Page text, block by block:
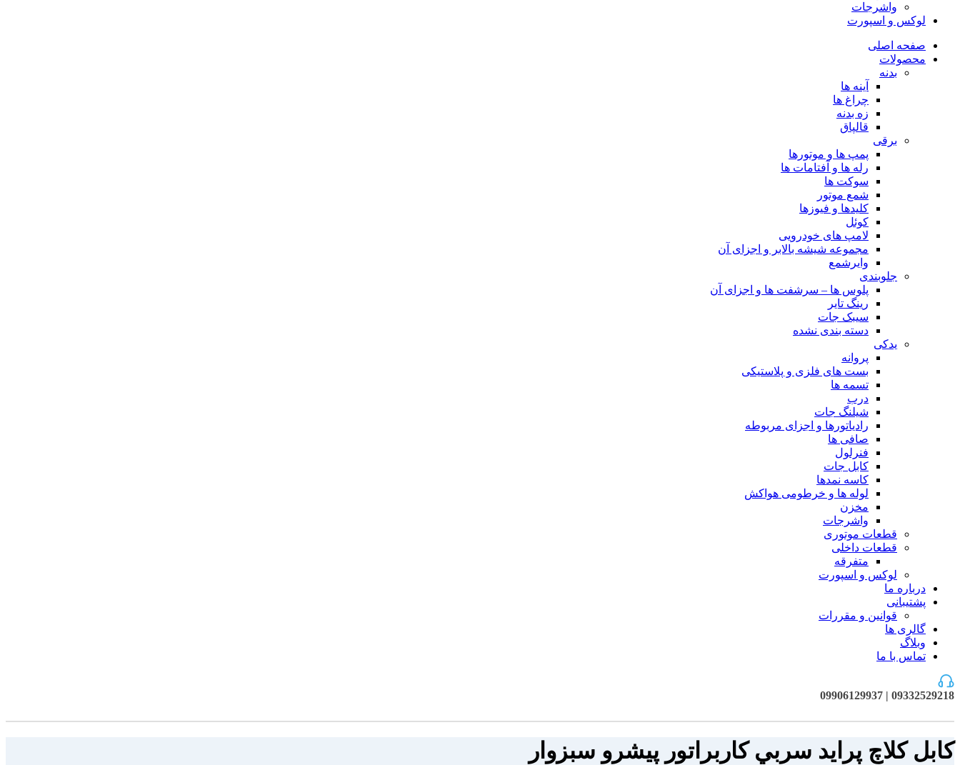
واشرجات
لوکس و اسپورت
صفحه اصلی
محصولات
بدنه
آینه ها
چراغ ها
زه بدنه
قالپاق
برقی
پمپ ها و موتورها
رله ها و آفتامات ها
سوکت ها
شمع موتور
کلیدها و فیوزها
کوئل
لامپ های خودرویی
مجموعه شیشه بالابر و اجزای آن
وایرشمع
جلوبندی
پلوس ها – سرشفت ها و اجزای آن
رینگ تایر
سیبک جات
دسته بندی نشده
یدکی
پروانه
بست های فلزی و پلاستیکی
تسمه ها
درب
شیلنگ جات
رادیاتورها و اجزای مربوطه
صافی ها
فنرلول
کابل جات
کاسه نمدها
لوله ها و خرطومی هواکش
مخزن
واشرجات
قطعات موتوری
قطعات داخلی
متفرقه
لوکس و اسپورت
درباره ما
پشتیبانی
قوانین و مقررات
گالری ها
وبلاگ
تماس با ما
09332529218 | 09906129937
كابل كلاچ پرايد سربي كاربراتور پیشرو سبزوار